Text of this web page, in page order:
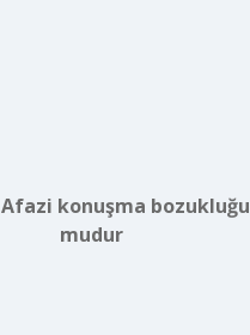
Afazi konuşma bozukluğu
mudur